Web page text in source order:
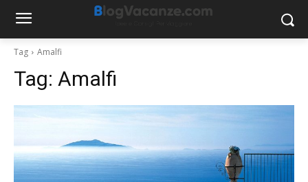
Tag Amalfi
Tag: Amalfi